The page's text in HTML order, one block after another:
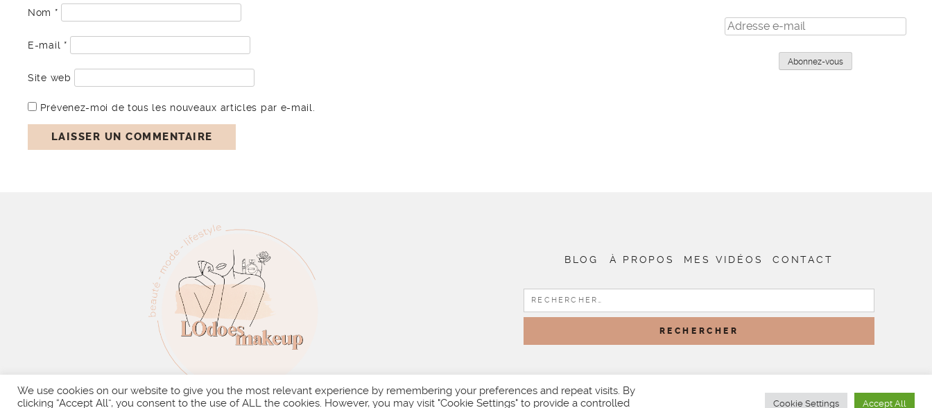
Nom *
E-mail *
Site web
Prévenez-moi de tous les nouveaux articles par e-mail.
Adresse
e-
Abonnez-vous
BLOG À PROPOS MES VIDÉOS CONTACT
RECHERCHER :
We use cookies on our website to give you the most relevant experience by remembering your preferences and repeat visits. By
clicking “Accept All”, you consent to the use of ALL the cookies. However, you may visit "Cookie Settings" to provide a controlled
Cookie Settings Accept All